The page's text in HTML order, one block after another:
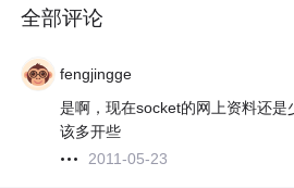
全部评论
fengjingge
是啊，现在socket的网上资料还是
该多开些
2011-05-23